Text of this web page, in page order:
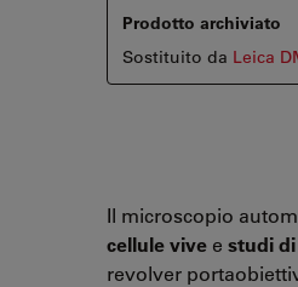
Prodotto archiviato
Sostituito da Leica
Il microscopio
cellule vive e studi di
revolver